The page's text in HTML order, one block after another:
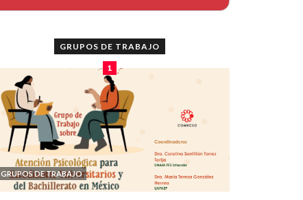
GRUPOS DE TRABAJO
1
GRUPOS DE TRABAJO